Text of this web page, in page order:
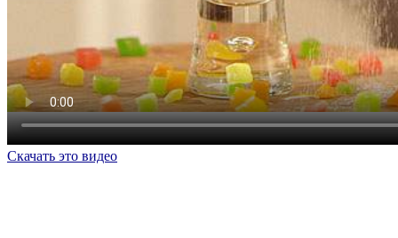
Скачать это видео